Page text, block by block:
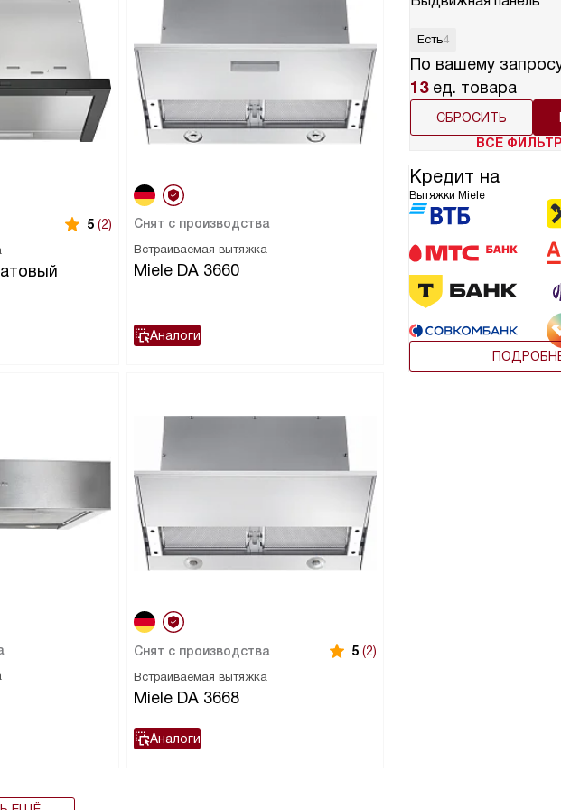
Есть4
По вашему
13ед. товара
СБРОСИТЬ
ВСЕ
Кредит на
Вытяжки Miele
5 (2)
Встраиваемая вытяжка
Miele DA 3660
Снят с производства
Аналоги
Встраиваемая вытяжка
Miele DA 3668
Снят с производства 5 (2)
Аналоги